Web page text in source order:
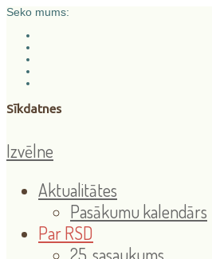
Seko mums:
Sīkdatnes
Izvēlne
Aktualitātes
Pasākumu kalendārs
Par RSD
25. sasaukums